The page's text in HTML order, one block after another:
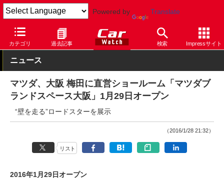
Powered by Translate
カテゴリ 過去記事 検索 Impressサイト
Car Watch 自動車 マツダ その他
ニュース
マツダ、大阪 梅田に直営ショールーム「マツダブ
ランドスペース大阪」1月29日オープン
“壁を走る”ロードスターを展示
（2016/1/28 21:32）
リスト
2016年1月29日オープン